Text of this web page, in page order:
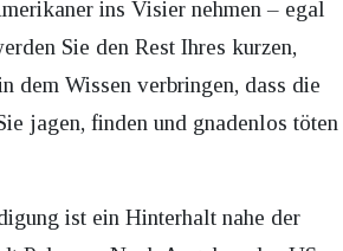
ins Visier nehmen – egal
Sie den Rest Ihres kurzen,
dem Wissen verbringen, dass die
jagen, finden und gnadenlos töten
ist ein Hinterhalt nahe der